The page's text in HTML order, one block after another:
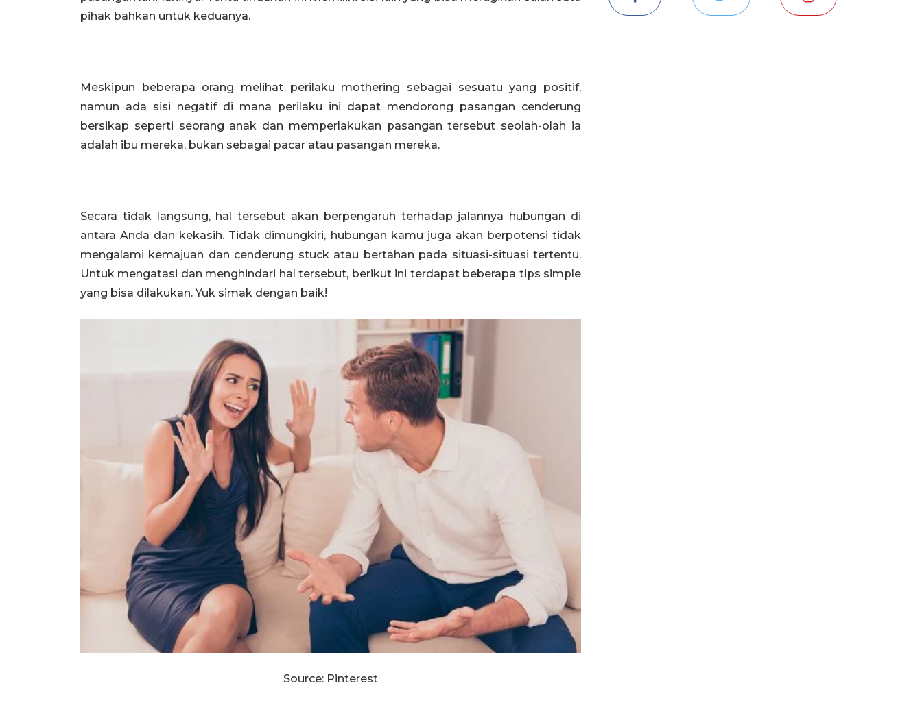
pihak bahkan untuk keduanya.
Meskipun beberapa orang melihat perilaku mothering sebagai sesuatu yang positif,
namun ada sisi negatif di mana perilaku ini dapat mendorong pasangan cenderung
bersikap seperti seorang anak dan memperlakukan pasangan tersebut seolah-olah ia
adalah ibu mereka, bukan sebagai pacar atau pasangan mereka.
Secara tidak langsung, hal tersebut akan berpengaruh terhadap jalannya hubungan di
antara Anda dan kekasih. Tidak dimungkiri, hubungan kamu juga akan berpotensi tidak
mengalami kemajuan dan cenderung stuck atau bertahan pada situasi-situasi tertentu.
Untuk mengatasi dan menghindari hal tersebut, berikut ini terdapat beberapa tips simple
yang bisa dilakukan. Yuk simak dengan baik!
Source: Pinterest